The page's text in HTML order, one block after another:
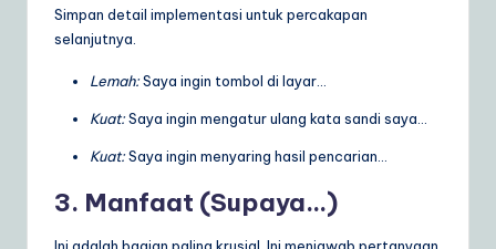
Simpan detail implementasi untuk percakapan
selanjutnya.
Lemah:Saya ingin tombol di layar…
Kuat:Saya ingin mengatur ulang kata sandi saya…
Kuat:Saya ingin menyaring hasil pencarian…
3. Manfaat (Supaya…)
Ini adalah bagian paling krusial. Ini menjawab pertanyaan